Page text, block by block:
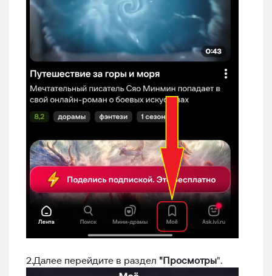
2.Далее перейдите в раздел "Просмотры".